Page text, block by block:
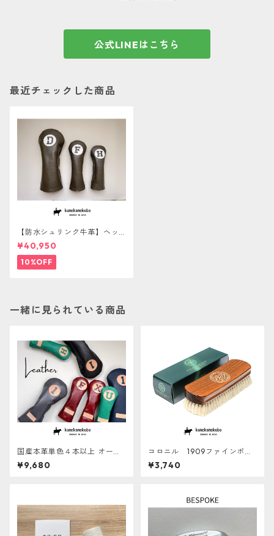
公式LINEはこちら
最近チェックした商品
【防水シュリンク牛革】ヘッ
ドカバー３点セット ☆あと
から名入れサービス対象☆
¥40,950
10%OFF
一緒に見られている商品
国産本革単色４本以上 オーダ
ーメイドヘッドカバー【ERAB
ERU】
¥9,680
コロニル 1909ファインポリ
ッシングブラシ
¥3,740